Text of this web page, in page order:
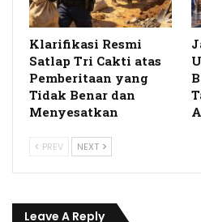
Klarifikasi Resmi
Satlap Tri Cakti atas
Pemberitaan yang
Tidak Benar dan
Menyesatkan
PREV NEXT
Leave A Reply